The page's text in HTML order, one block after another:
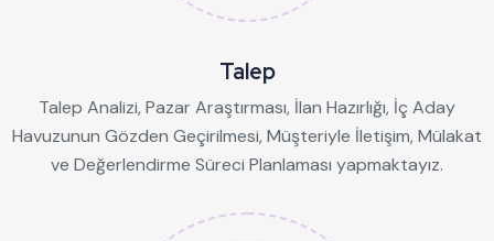
Talep
Talep Analizi, Pazar Araştırması, İlan Hazırlığı, İç Aday
Havuzunun Gözden Geçirilmesi, Müşteriyle İletişim, Mülakat
ve Değerlendirme Süreci Planlaması yapmaktayız.